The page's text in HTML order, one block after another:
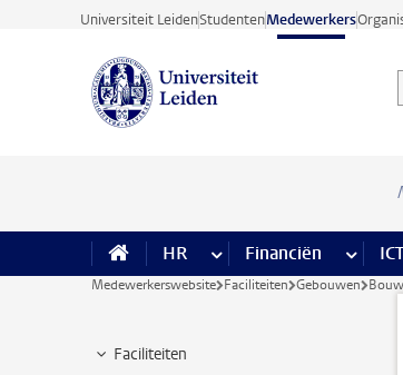
Ga direct naar de inhoud
Universiteit LeidenStudentenMedewerkers
HR meer HR pagina’s
Financiën meerICT
Medewerkerswebsite Faciliteiten Gebouwen
Faciliteiten